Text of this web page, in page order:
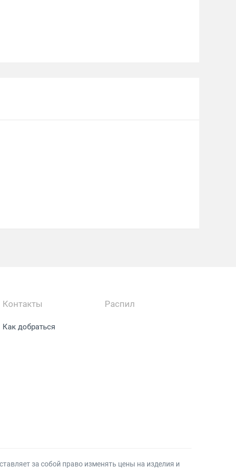
Контакты
Как добраться
Распил
за собой право изменять цены на изделия и